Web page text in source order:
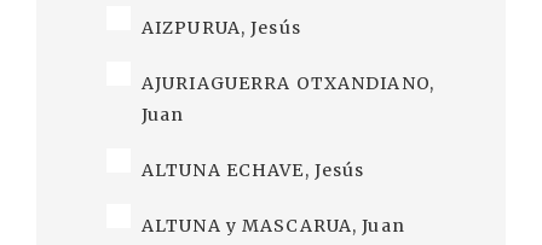
AIZPURUA, Jesús
AJURIAGUERRA OTXANDIANO,
Juan
ALTUNA ECHAVE, Jesús
ALTUNA y MASCARUA, Juan